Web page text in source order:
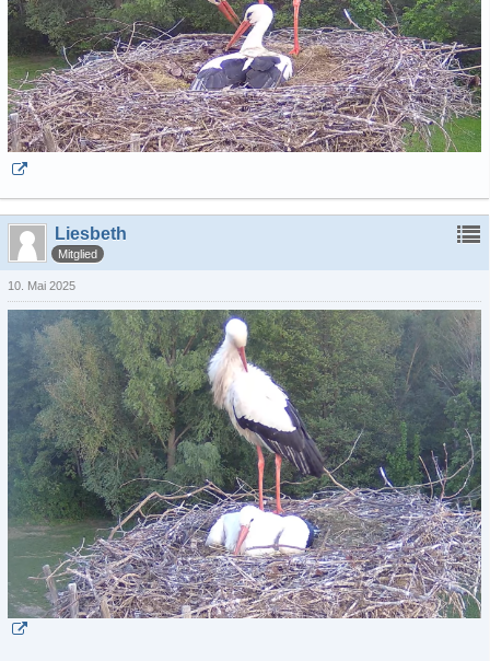
Liesbeth
Mitglied
10. Mai 2025